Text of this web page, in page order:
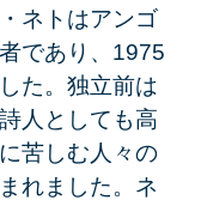
ネトはアンゴ
であり、1975
た。独立前は
人としても高
苦しむ人々の
れました。ネ